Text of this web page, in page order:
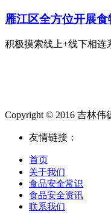
雁江区全方位开展
积极摸索线上+线下相连
Copyright © 2016 吉林伟
友情链接：
首页
关于我们
食品安全常识
食品安全资讯
联系我们